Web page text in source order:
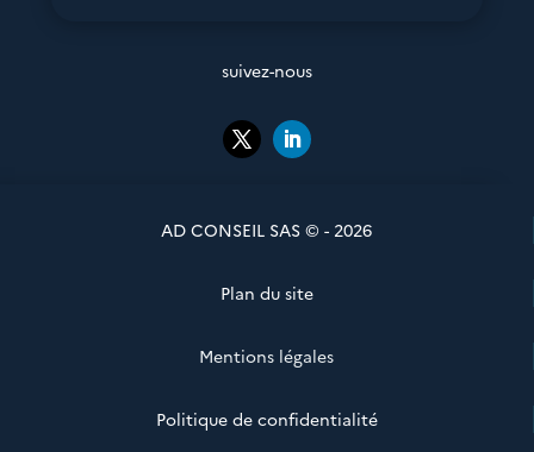
suivez-nous
AD CONSEIL SAS © - 2026
Plan du site
Mentions légales
Politique de confidentialité